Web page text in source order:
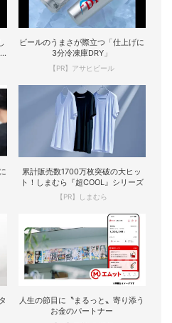
ビールのうまさが際立つ「仕上げに
3分冷凍庫DRY」
【PR】アサヒビール
累計販売数1700万枚突破の大ヒッ
ト！しまむら『超COOL』シリーズ
【PR】しまむら
人生の節目に〝まるっと〟寄り添う
お金のパートナー